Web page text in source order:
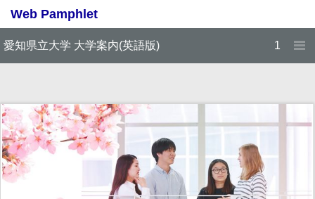
愛知県立大学 大学案内(英語版) 1